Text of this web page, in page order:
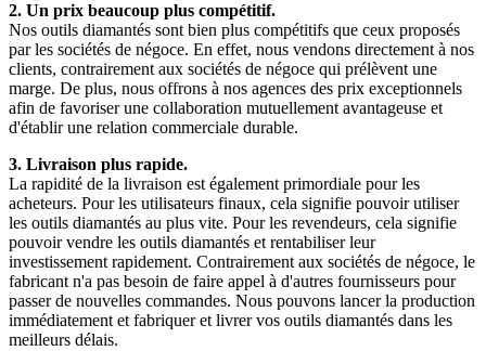
2. Un prix beaucoup plus compétitif.
Nos outils diamantés sont bien plus compétitifs que ceux proposés
par les sociétés de négoce. En effet, nous vendons directement à nos
clients, contrairement aux sociétés de négoce qui prélèvent une
marge. De plus, nous offrons à nos agences des prix exceptionnels
afin de favoriser une collaboration mutuellement avantageuse et
d'établir une relation commerciale durable.
3. Livraison plus rapide.
La rapidité de la livraison est également primordiale pour les
acheteurs. Pour les utilisateurs finaux, cela signifie pouvoir utiliser
les outils diamantés au plus vite. Pour les revendeurs, cela signifie
pouvoir vendre les outils diamantés et rentabiliser leur
investissement rapidement. Contrairement aux sociétés de négoce, le
fabricant n'a pas besoin de faire appel à d'autres fournisseurs pour
passer de nouvelles commandes. Nous pouvons lancer la production
immédiatement et fabriquer et livrer vos outils diamantés dans les
meilleurs délais.